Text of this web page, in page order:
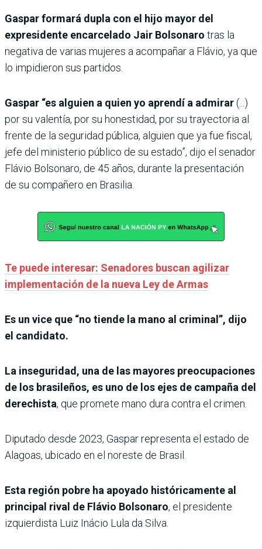
Gaspar formará dupla con el hijo mayor del
expresidente encarcelado Jair Bolsonaro tras la
negativa de varias mujeres a acompañar a Flávio, ya que
lo impidieron sus partidos.
Gaspar “es alguien a quien yo aprendí a admirar(...)
por su valentía, por su honestidad, por su trayectoria al
frente de la seguridad pública, alguien que ya fue fiscal,
jefe del ministerio público de su estado”, dijo el senador
Flávio Bolsonaro, de 45 años, durante la presentación
de su compañero en Brasilia.
Te puede interesar: Senadores buscan agilizar
implementación de la nueva Ley de Armas
Es un vice que “no tiende la mano al criminal”, dijo
el candidato.
La inseguridad, una de las mayores preocupaciones
de los brasileños, es uno de los ejes de campaña del
derechista, que promete mano dura contra el crimen.
Diputado desde 2023, Gaspar representa el estado de
Alagoas, ubicado en el noreste de Brasil.
Esta región pobre ha apoyado históricamente al
principal rival de Flávio Bolsonaro, el presidente
izquierdista Luiz Inácio Lula da Silva.